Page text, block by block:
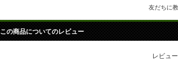
友だちに
この商品についてのレビュー
レビュ